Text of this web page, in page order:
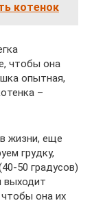
котенок
чтобы она
опытная,
–
жизни, еще
грудку,
50 градусов)
выходит
она их